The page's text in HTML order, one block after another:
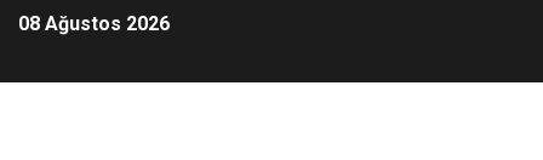
08 Ağustos 2026